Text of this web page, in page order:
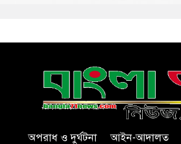
অপরাধ ও দুর্ঘটনা আইন-আদালত